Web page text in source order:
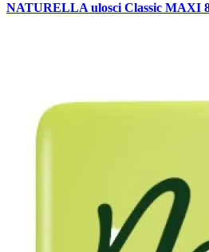
NATURELLA ulosci Classic MAXI